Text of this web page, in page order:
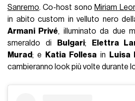
Sanremo. Co-host sono Miriam
in abito custom in velluto nero
Armani Privé, illuminato da due
smeraldo di
Bulgari; Elettra
Murad; e Katia Follesa in Luisa
cambieranno look più volte durante